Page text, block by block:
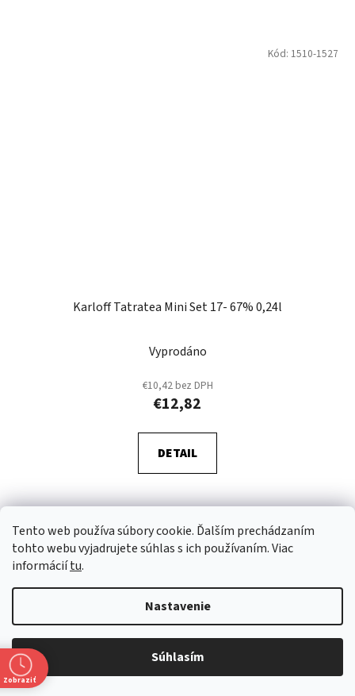
Tento web používa súbory cookie. Ďalším prechádzaním
tohto webu vyjadrujete súhlas s ich používaním. Viac
informáciítu.
Nastavenie
Súhlasím
Karloff Tatratea Mini Set 17- 67% 0,24l
Vyprodáno
€10,42 bez DPH
€12,82
DETAIL
Kód: 1510-1527
Kód:1455-1472
Zobraziť